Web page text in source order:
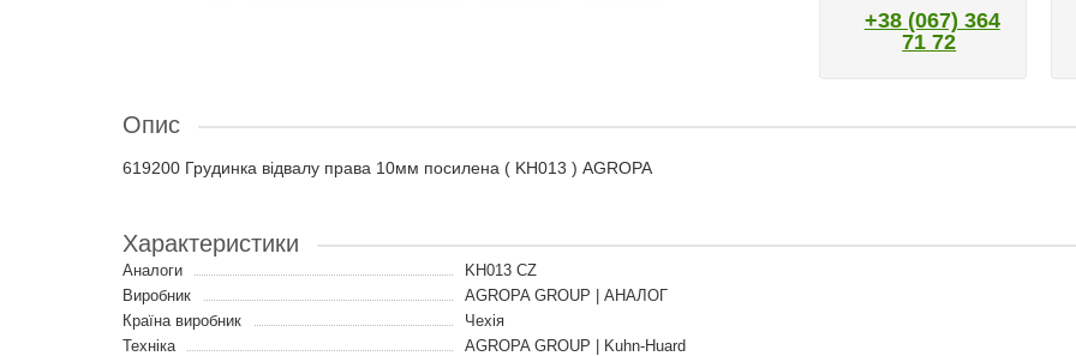
+38 (067) 364
71 72
Опис
619200 Грудинка відвалу права 10мм посилена ( KH013 ) AGROPA
Характеристики
Аналоги
KH013 CZ
Виробник
AGROPA GROUP | АНАЛОГ
Країна виробник
Чехія
Техніка
AGROPA GROUP | Kuhn-Huard